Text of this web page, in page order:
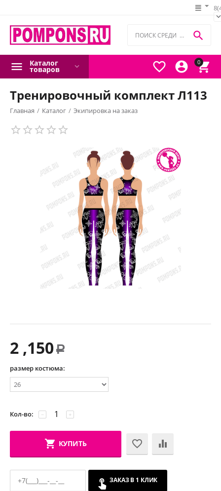
0




Каталог
товаров
Тренировочный комплект Л113
Главная / Каталог / Экипировка на заказ
2 ,150 Р
размер костюма:
Кол-во: +
−
КУПИТЬ
ЗАКАЗ В 1 КЛИК